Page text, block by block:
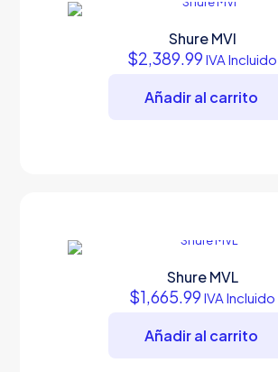
Shure MVI
$2,389.99 IVA Incluido
Añadir al carrito
Shure MVL
$1,665.99 IVA Incluido
Añadir al carrito